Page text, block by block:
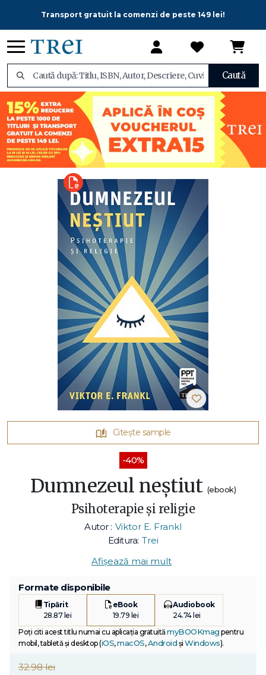
Transport gratuit la comenzi de peste 149 lei!
Caută
Citește sample
-40%
Dumnezeul neștiut (ebook)
Psihoterapie și religie
Autor : Viktor E. Frankl
Editura: Trei
Afișează mai mult
Formate disponibile
Tipărit
28.87 lei
eBook
19.79 lei
Audiobook
24.74 lei
Poți citi acest titlu numai cu aplicația gratuitămyBOOKmag pentru
mobil, tabletă și desktop (iOS,macOS,Android și Windows).
32.98 lei